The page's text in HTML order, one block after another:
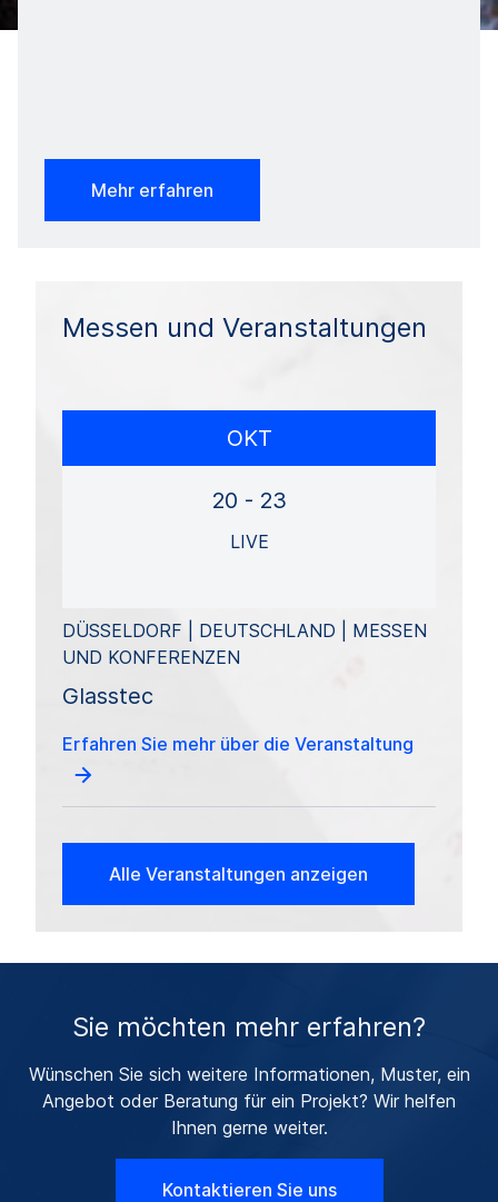
Mehr erfahren
Messen und Veranstaltungen
OKT
20 - 23
LIVE
DÜSSELDORF | DEUTSCHLAND | MESSEN
UND KONFERENZEN
Glasstec
Erfahren Sie mehr über die Veranstaltung
Alle Veranstaltungen anzeigen
Sie möchten mehr erfahren?
Wünschen Sie sich weitere Informationen, Muster, ein
Angebot oder Beratung für ein Projekt? Wir helfen
Ihnen gerne weiter.
Kontaktieren Sie uns